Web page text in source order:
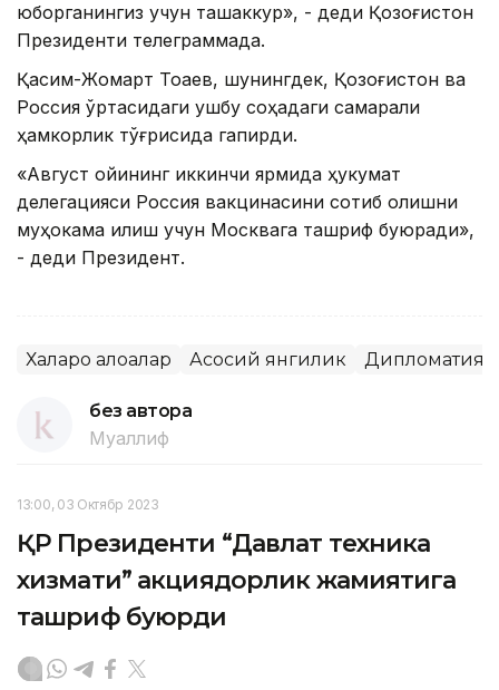
юборганингиз учун ташаккур», - деди Қозоғистон
Президенти телеграммада.
Қасим-Жомарт Тоқаев, шунингдек, Қозоғистон ва
Россия ўртасидаги ушбу соҳадаги самарали
ҳамкорлик тўғрисида гапирди.
«Август ойининг иккинчи ярмида ҳукумат
делегацияси Россия вакцинасини сотиб олишни
муҳокама қилиш учун Москвага ташриф буюради»,
- деди Президент.
Халқаро алоқалар Асосий янгилик Дипломатия
без автора
Муаллиф
13:00, 03 Октябр 2023
ҚР Президенти “Давлат техника
хизмати” акциядорлик жамиятига
ташриф буюрди